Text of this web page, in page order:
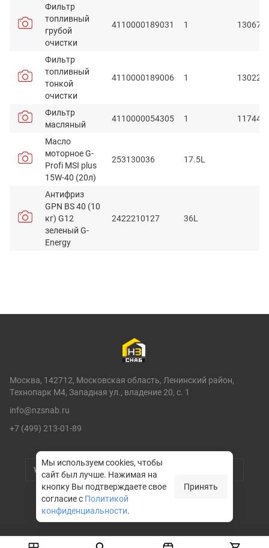
Фильтр
топливный
грубой
очистки
4110000189031 1
Фильтр
топливный
тонкой
очистки
4110000189006 1
Фильтр
масляный
4110000054305 1
Масло
моторное G-
Profi MSI plus
15W-40 (20л)
253130036 17.5L
Антифриз
GPN BS 40 (10
кг) G12
зеленый G-
Energy
2422210127 36L
Москва, 142712, Московская область, Ленинский район,
Технопарк М4, Западная ул., владение 20, с. 1
info@nzsnab.ru
+7 (499) 213-01-89
Мы используем cookies, чтобы
сайт был лучше. Нажимая на
кнопку Вы подтверждаете свое
согласие с Политикой
конфиденциальности.
Принять